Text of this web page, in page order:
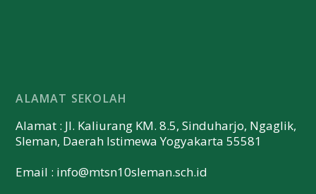
ALAMAT SEKOLAH
Alamat : Jl. Kaliurang KM. 8.5, Sinduharjo, Ngaglik,
Sleman, Daerah Istimewa Yogyakarta 55581
Email : info@mtsn10sleman.sch.id